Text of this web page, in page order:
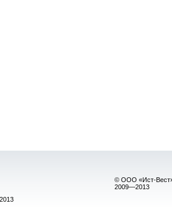
© ООО «Ист-
2009—2013